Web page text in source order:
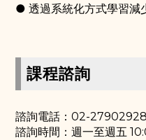
● 透過系統化方式學習減
課程諮詢
諮詢電話：02-27902928
諮詢時間：週一至週五